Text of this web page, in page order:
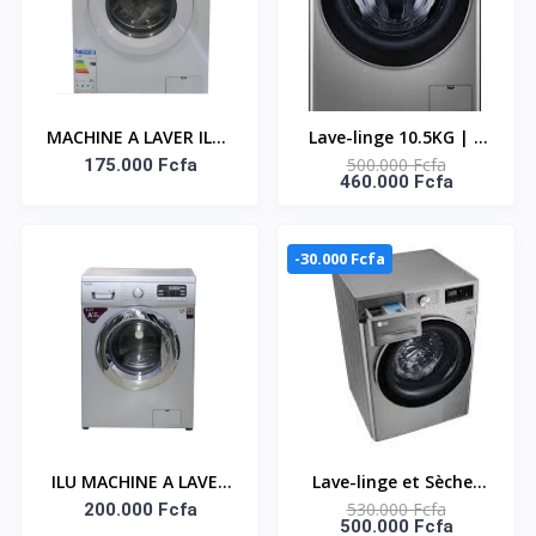
F2Y1VYPYJP
MACHINE A LAVER ILUX
AUTO 7KG BLANC
175.000 Fcfa
Lave-linge 10.5KG | 6
Motion Direct Drive™ |
AIDD™ | technologie
500.000 Fcfa
460.000 Fcfa
ILU MACHINE A LAVER
AUTO 8KG INOX LXFW-
200.000 Fcfa
-30.000 Fcfa
Lave-linge et Sèche-
linge, Capacité de
530.000 Fcfa
500.000 Fcfa